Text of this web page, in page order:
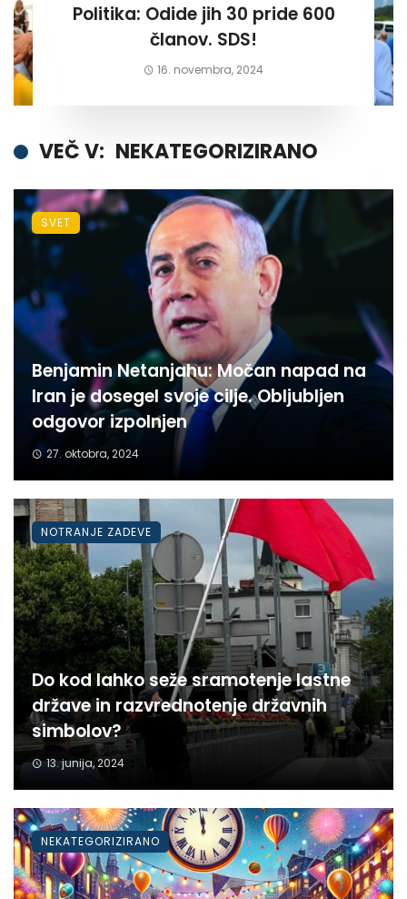
Politika: Odide jih 30 pride 600
članov. SDS!
16. novembra, 2024
VEČ V: NEKATEGORIZIRANO
Benjamin Netanjahu: Močan napad na
Iran je dosegel svoje cilje. Obljubljen
odgovor izpolnjen
27. oktobra, 2024
SVET
Do kod lahko seže sramotenje lastne
države in razvrednotenje državnih
simbolov?
13. junija, 2024
NOTRANJE ZADEVE
NEKATEGORIZIRANO